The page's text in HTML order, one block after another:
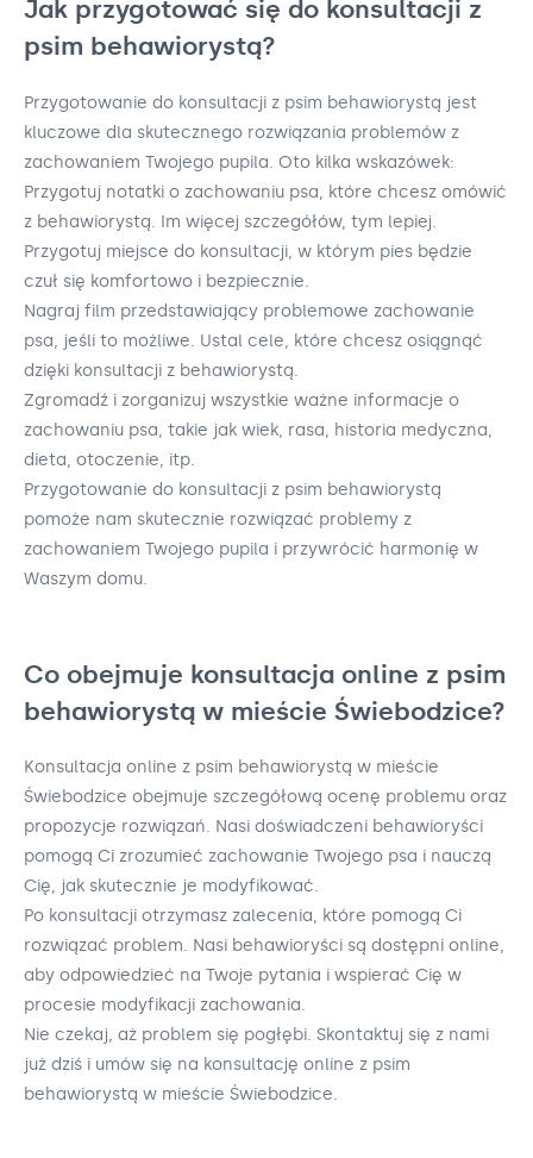
Jak przygotować się do konsultacji z
psim behawiorystą?
Przygotowanie do konsultacji z psim behawiorystą jest
kluczowe dla skutecznego rozwiązania problemów z
zachowaniem Twojego pupila. Oto kilka wskazówek:
Przygotuj notatki o zachowaniu psa, które chcesz omówić
z behawiorystą. Im więcej szczegółów, tym lepiej.
Przygotuj miejsce do konsultacji, w którym pies będzie
czuł się komfortowo i bezpiecznie.
Nagraj film przedstawiający problemowe zachowanie
psa, jeśli to możliwe. Ustal cele, które chcesz osiągnąć
dzięki konsultacji z behawiorystą.
Zgromadź i zorganizuj wszystkie ważne informacje o
zachowaniu psa, takie jak wiek, rasa, historia medyczna,
dieta, otoczenie, itp.
Przygotowanie do konsultacji z psim behawiorystą
pomoże nam skutecznie rozwiązać problemy z
zachowaniem Twojego pupila i przywrócić harmonię w
Waszym domu.
Co obejmuje konsultacja online z psim
behawiorystą w mieście Świebodzice?
Konsultacja online z psim behawiorystą w mieście
Świebodzice obejmuje szczegółową ocenę problemu oraz
propozycje rozwiązań. Nasi doświadczeni behawioryści
pomogą Ci zrozumieć zachowanie Twojego psa i nauczą
Cię, jak skutecznie je modyfikować.
Po konsultacji otrzymasz zalecenia, które pomogą Ci
rozwiązać problem. Nasi behawioryści są dostępni online,
aby odpowiedzieć na Twoje pytania i wspierać Cię w
procesie modyfikacji zachowania.
Nie czekaj, aż problem się pogłębi. Skontaktuj się z nami
już dziś i umów się na konsultację online z psim
behawiorystą w mieście Świebodzice.